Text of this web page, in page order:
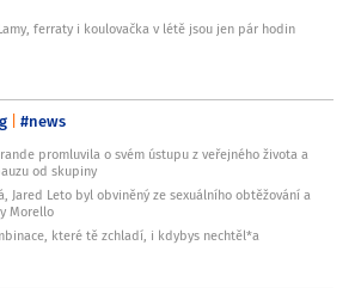
ferraty i koulovačka v létě jsou jen pár hodin
#news
promluvila o svém ústupu z veřejného života a
od skupiny
Jared Leto byl obviněný ze sexuálního obtěžování a
Morello
které tě zchladí, i kdybys nechtěl*a